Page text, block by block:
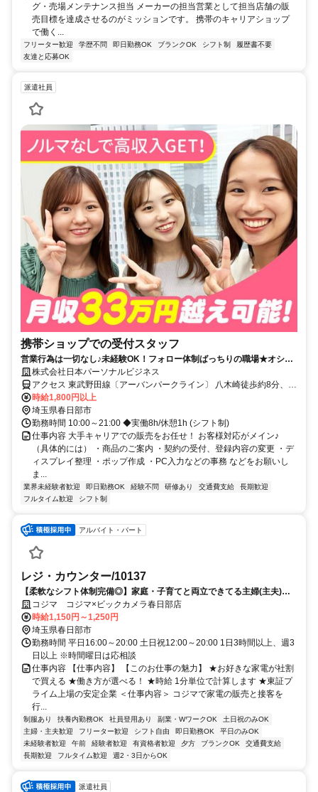
グ・売場メンテナンス担当 メーカーの担当営業として担当店舗の販
売目標を達成させるのがミッションです。 携帯のキャリアショップ
で働く...
フリーター歓迎 学歴不問 即日勤務OK ブランクOK シフト制
履歴書不要
友達と応募OK
派遣社員
携帯ショップでの受付スタッフ
営業行為は一切なし♪未経験OK！フォロー体制ばっちりの職場★オシャ
レな制服貸与
株式会社日本パーソナルビジネス
アクセス 東武野田線〔アーバンパークライン〕 八木崎徒歩約8分、東
武伊勢崎線〔スカイツリーライン〕 春日部西口徒歩約9分、東武伊勢
崎線〔スカイツリーライン〕 春日部西口徒歩約9分 東武スカイツリー
ライン春日部駅 徒歩8分
時給1,800円以上
埼玉県春日部市
勤務時間 10:00～21:00 ◆実働8h/休憩1h (シフト制)
仕事内容 大手キャリアでの販売をお任せ！ お客様対応がメイン♪
（具体的には） ・商品のご案内 ・契約の受付、登録内容の変更 ・デ
ィスプレイ整理 ・ポップ作成 ・PC入力などの事務 などをお願いし
ま...
業界未経験者歓迎 即日勤務OK 経験不問 研修あり 交通費支給
長期歓迎
フルタイム歓迎
シフト制
アルバイト・パート
レジ・カウンター/10137
【柔軟なシフト体制完備◎】家庭・子育てと両立できてる主婦(主夫)の
方活躍中！働きやすい職場環境♪
コジマ コジマ×ビックカメラ春日部店
時給1,150円～1,250円
埼玉県春日部市
勤務時間 平日16:00～20:00 土日祝12:00～20:00 1日3時間以上、週3
日以上 ※時間曜日は応相談
仕事内容 【仕事内容】 【このお仕事の魅力】 ★お好きな家電が社割
で買える ★働き方が選べる！ ★時給 1分単位で計算します ★東証プ
ライム上場の安定企業 ＜仕事内容＞ コジマで家電の販売と接客を
行...
制服あり 扶養内勤務OK 社員登用あり 副業・WワークOK
土日祝のみOK
主婦・主夫歓迎
フリーター歓迎 シフト自由 即日勤務OK
平日のみOK
未経験者歓迎
午前 経験者歓迎 有資格者歓迎 夕方 ブランクOK
交通費支給
長期歓迎
フルタイム歓迎 週2・3日からOK
派遣社員